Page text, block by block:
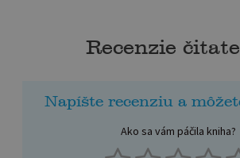
Recenzie
Napíšte recenziu a
Ako sa vám páčila kniha?